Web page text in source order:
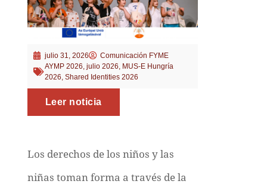
julio 31, 2026
Comunicación FYME
AYMP 2026, julio 2026, MUS-E Hungría
2026, Shared Identities 2026
Leer noticia
Los derechos de los niños y las
niñas toman forma a través de la